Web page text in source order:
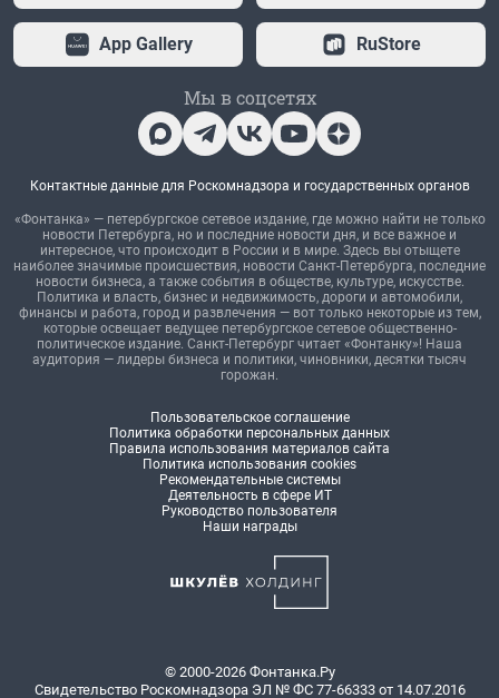
App Gallery RuStore
Мы в соцсетях
Контактные данные для Роскомнадзора и государственных органов
«Фонтанка» — петербургское сетевое издание, где можно найти не только
новости Петербурга, но и последние новости дня, и все важное и
интересное, что происходит в России и в мире. Здесь вы отыщете
наиболее значимые происшествия, новости Санкт-Петербурга, последние
новости бизнеса, а также события в обществе, культуре, искусстве.
Политика и власть, бизнес и недвижимость, дороги и автомобили,
финансы и работа, город и развлечения — вот только некоторые из тем,
которые освещает ведущее петербургское сетевое общественно-
политическое издание. Санкт-Петербург читает «Фонтанку»! Наша
аудитория — лидеры бизнеса и политики, чиновники, десятки тысяч
горожан.
Пользовательское соглашение
Политика обработки персональных данных
Правила использования материалов сайта
Политика использования cookies
Рекомендательные системы
Деятельность в сфере ИТ
Руководство пользователя
Наши награды
© 2000-2026 Фонтанка.Ру
Свидетельство Роскомнадзора ЭЛ № ФС 77-66333 от 14.07.2016